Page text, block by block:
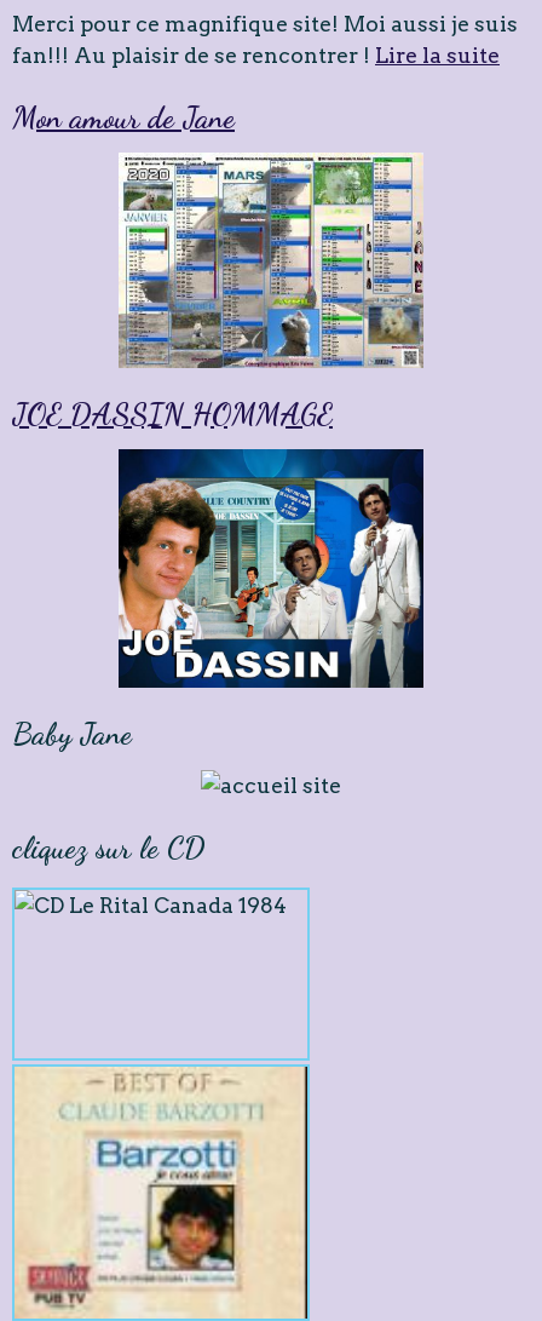
Merci pour ce magnifique site! Moi aussi je suis
fan!!! Au plaisir de se rencontrer ! Lire la suite
Mon amour de Jane
JOE DASSIN HOMMAGE
Baby Jane
cliquez sur le CD